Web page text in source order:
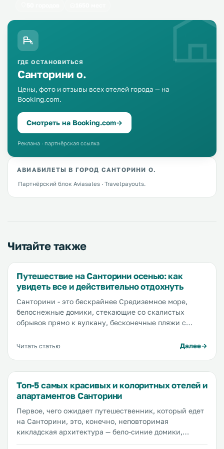
ГДЕ ОСТАНОВИТЬСЯ
Санторини о.
Цены, фото и отзывы всех отелей города — на
Booking.com.
Смотреть на Booking.com→
Реклама · партнёрская ссылка
АВИАБИЛЕТЫ В ГОРОД САНТОРИНИ О.
Партнёрский блок Aviasales · Travelpayouts.
Читайте также
Путешествие на Санторини осенью: как
увидеть все и действительно отдохнуть
Санторини - это бескрайнее Средиземное море,
белоснежные домики, стекающие со скалистых
обрывов прямо к вулкану, бесконечные пляжи с
мягким песком, аутентичные отели и гостевые дома,
самые красивые в мире закаты, вкусная и полезная
красивые города и пляжи, составить идеальный
маршрут по Санторини и рассказать вам о своем
опыте.
Читать статью Далее
Топ-5 самых красивых и колоритных отелей и
апартаментов Санторини
Первое, чего ожидает путешественник, который едет
на Санторини, это, конечно, неповторимая
кикладская архитектура — бело-синие домики,
которые словно растеклись по скалам — а только